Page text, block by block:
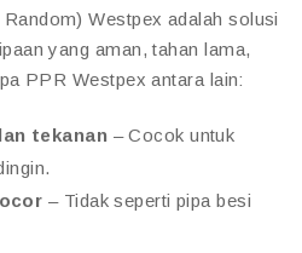
Westpex adalah solusi
yang aman, tahan lama,
PPR Westpex antara lain:
tekanan – Cocok untuk
– Tidak seperti pipa besi